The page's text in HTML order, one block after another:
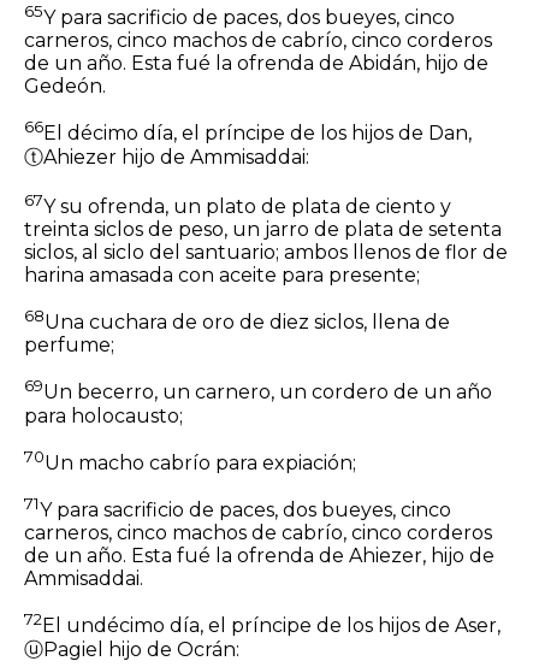
65Y para sacrificio de paces, dos bueyes, cinco
carneros, cinco machos de cabrío, cinco corderos
de un año. Esta fué la ofrenda de Abidán, hijo de
Gedeón.
66El décimo día, el príncipe de los hijos de Dan,
ⓣAhiezer hijo de Ammisaddai:
67Y su ofrenda, un plato de plata de ciento y
treinta siclos de peso, un jarro de plata de setenta
siclos, al siclo del santuario; ambos llenos de flor de
harina amasada con aceite para presente;
68Una cuchara de oro de diez siclos, llena de
perfume;
69Un becerro, un carnero, un cordero de un año
para holocausto;
70Un macho cabrío para expiación;
71Y para sacrificio de paces, dos bueyes, cinco
carneros, cinco machos de cabrío, cinco corderos
de un año. Esta fué la ofrenda de Ahiezer, hijo de
Ammisaddai.
72El undécimo día, el príncipe de los hijos de Aser,
ⓤPagiel hijo de Ocrán: